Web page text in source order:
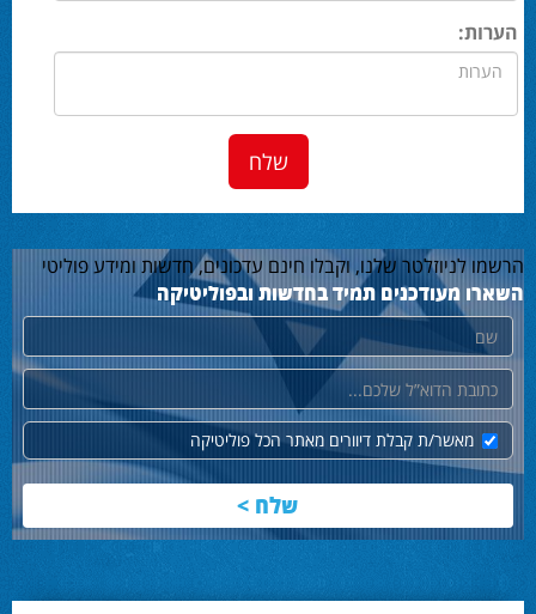
הערות:
הרשמו לניוזלטר שלנו, וקבלו חינם עדכונים, חדשות ומידע פוליטי
השארו מעודכנים תמיד בחדשות ובפוליטיקה
שם
דוא"ל
מאשר/ת קבלת דיוורים מאתר הכל פוליטיקה